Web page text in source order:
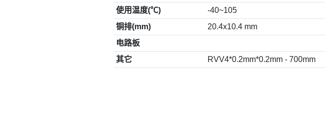
使用温度(℃)
-40~105
铜排(mm)
20.4x10.4 mm
电路板
其它
RVV4*0.2mm*0.2mm - 700mm